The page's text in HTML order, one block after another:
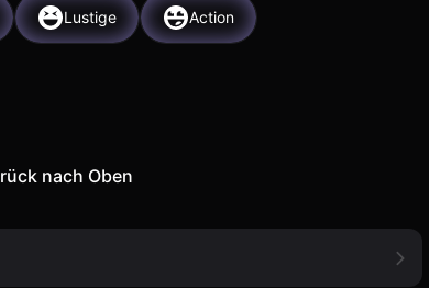
Lustige Action
nach Oben